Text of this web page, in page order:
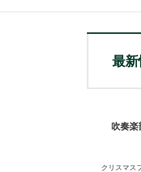
最
吹奏
クリスマス